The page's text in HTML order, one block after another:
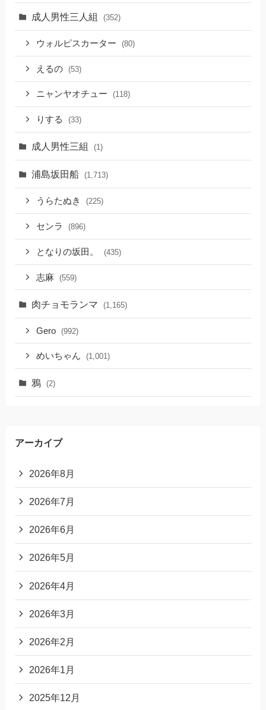
成人男性三人組 (352)
ウォルピスカーター (80)
えるの (53)
ニャンヤオチュー (118)
りする (33)
成人男性三組 (1)
浦島坂田船 (1,713)
うらたぬき (225)
センラ (896)
となりの坂田。 (435)
志麻 (559)
肉チョモランマ (1,165)
Gero (992)
めいちゃん (1,001)
鴉 (2)
アーカイブ
2026年8月
2026年7月
2026年6月
2026年5月
2026年4月
2026年3月
2026年2月
2026年1月
2025年12月